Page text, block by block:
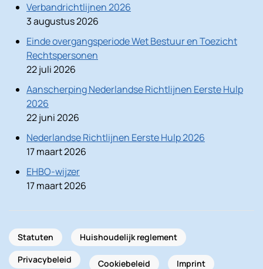
Verbandrichtlijnen 2026
3 augustus 2026
Einde overgangsperiode Wet Bestuur en Toezicht
Rechtspersonen
22 juli 2026
Aanscherping Nederlandse Richtlijnen Eerste Hulp
2026
22 juni 2026
Nederlandse Richtlijnen Eerste Hulp 2026
17 maart 2026
EHBO-wijzer
17 maart 2026
Statuten
Huishoudelijk reglement
Privacybeleid
Cookiebeleid Imprint